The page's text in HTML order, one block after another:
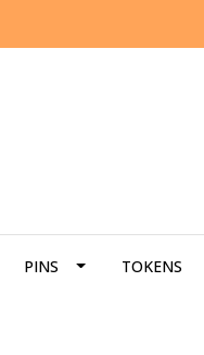
PINS TOKENS